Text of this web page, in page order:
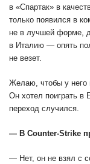
в «Спартак» в
только появился в
не в лучшей форме,
в Италию — опять
не везет.
Желаю, чтобы у него
Он хотел поиграть в
переход случился.
— В Counter-Strike
— Нет, он не взял с